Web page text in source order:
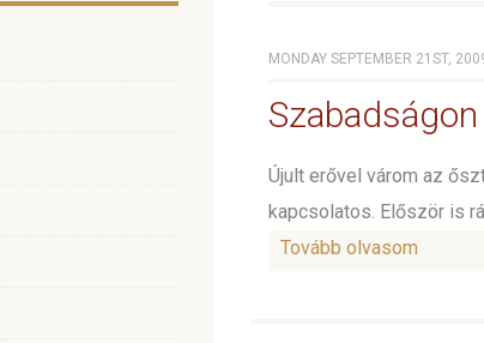
MONDAY SEPTEMBER 21ST,
Újult erővel várom az
kapcsolatos. Először is
Tovább olvasom